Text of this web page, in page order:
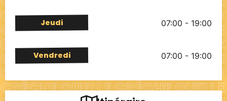
Jeudi 07:00 - 19:00
Vendredi 07:00 - 19:00